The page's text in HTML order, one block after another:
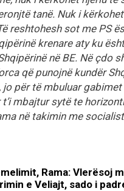
tanë. Nuk i
reshtohesh sot me PS
krenare aty ku
në BE. Në çdo
që punojnë kundër
për të mbuluar
mbajtur sytë te
në takimin me
Rama: Vlerësoj
e Veliajt, sado i